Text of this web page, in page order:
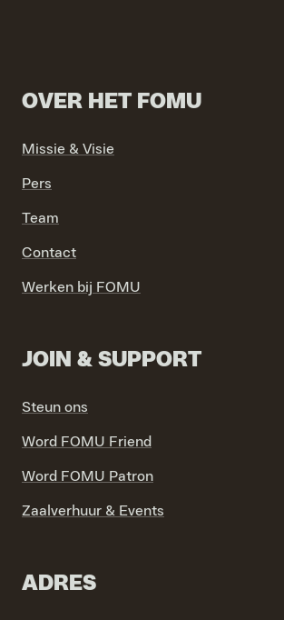
OVER HET FOMU
Missie & Visie
Pers
Team
Contact
Werken bij FOMU
JOIN & SUPPORT
Steun ons
Word FOMU Friend
Word FOMU Patron
Zaalverhuur & Events
ADRES
VIND EXPO’S, ACTIVITEITEN & INFORMATIE